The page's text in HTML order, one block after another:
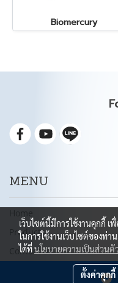
Biomercury
MENU
Products
Contact us
เว็บไซต์นี้มีการใช้งานคุกกี้
ในการใช้งานเว็บไซต์ของท่
ได้ที่นโยบายความเป็นส่วนตัว
ตั้งค่าคุกกี้